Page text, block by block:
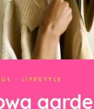
· LIFESTYLE